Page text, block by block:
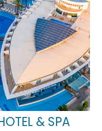
& SPA